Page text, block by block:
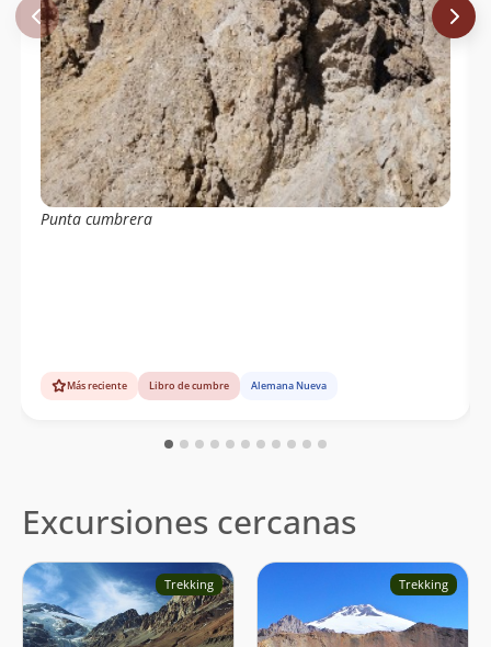
Punta cumbrera
Más reciente Libro de cumbre Alemana Nueva
Excursiones cercanas
Trekking Trekking